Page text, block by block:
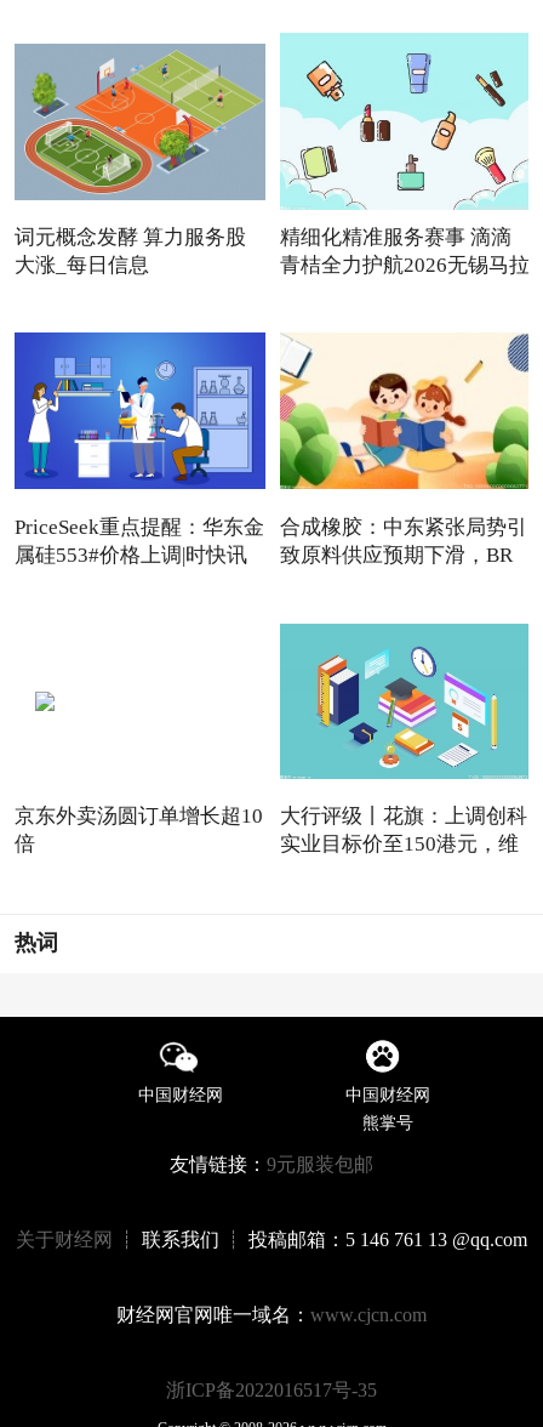
词元概念发酵 算力服务股
大涨_每日信息
精细化精准服务赛事 滴滴
青桔全力护航2026无锡马拉
PriceSeek重点提醒：华东金
属硅553#价格上调|时快讯
合成橡胶：中东紧张局势引
致原料供应预期下滑，BR
京东外卖汤圆订单增长超10
倍
大行评级丨花旗：上调创科
实业目标价至150港元，维
热词
中国财经网
中国财经网
熊掌号
友情链接： 9元服装包邮
关于财经网 ┊ 联系我们 ┊ 投稿邮箱：5 146 761 13 @qq.com
财经网官网唯一域名： www.cjcn.com
浙ICP备2022016517号-35